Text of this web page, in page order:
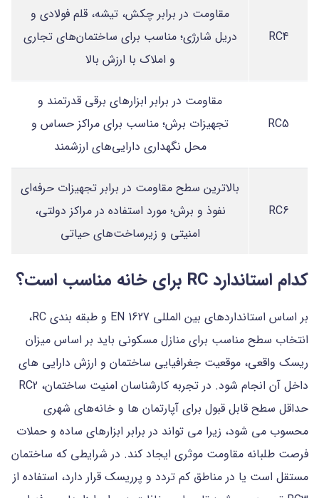
RC4
مقاومت در برابر چکش، تیشه، قلم فولادی و
دریل شارژی؛ مناسب برای ساختمان‌های تجاری
و املاک با ارزش بالا
RC5
مقاومت در برابر ابزارهای برقی قدرتمند و
تجهیزات برش؛ مناسب برای مراکز حساس و
محل نگهداری دارایی‌های ارزشمند
RC6
بالاترین سطح مقاومت در برابر تجهیزات حرفه‌ای
نفوذ و برش؛ مورد استفاده در مراکز دولتی،
امنیتی و زیرساخت‌های حیاتی
کدام استاندارد RC برای خانه مناسب است؟
بر اساس استانداردهای بین المللی EN 1627 و طبقه بندی RC،
انتخاب سطح مناسب برای منازل مسکونی باید بر اساس میزان
ریسک واقعی، موقعیت جغرافیایی ساختمان و ارزش دارایی های
داخل آن انجام شود. در تجربه کارشناسان امنیت ساختمان، RC2
حداقل سطح قابل قبول برای آپارتمان ها و خانه‌های شهری
محسوب می شود، زیرا می تواند در برابر ابزارهای ساده و حملات
فرصت طلبانه مقاومت موثری ایجاد کند. در شرایطی که ساختمان
مستقل است یا در مناطق کم تردد و پرریسک قرار دارد، استفاده از